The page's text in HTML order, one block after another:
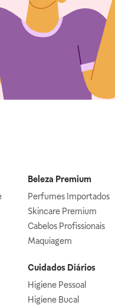
Beleza Premium
Perfumes Importados
Skincare Premium
Cabelos Profissionais
Maquiagem
Cuidados Diários
Higiene Pessoal
Higiene Bucal